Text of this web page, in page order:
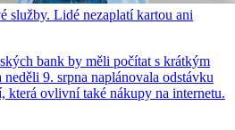
služby. Lidé nezaplatí kartou ani
bank by měli počítat s krátkým
9. srpna naplánovala odstávku
která ovlivní také nákupy na internetu.